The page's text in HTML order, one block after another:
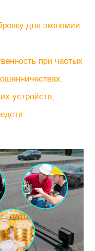
для экономии
при частых
устройств,